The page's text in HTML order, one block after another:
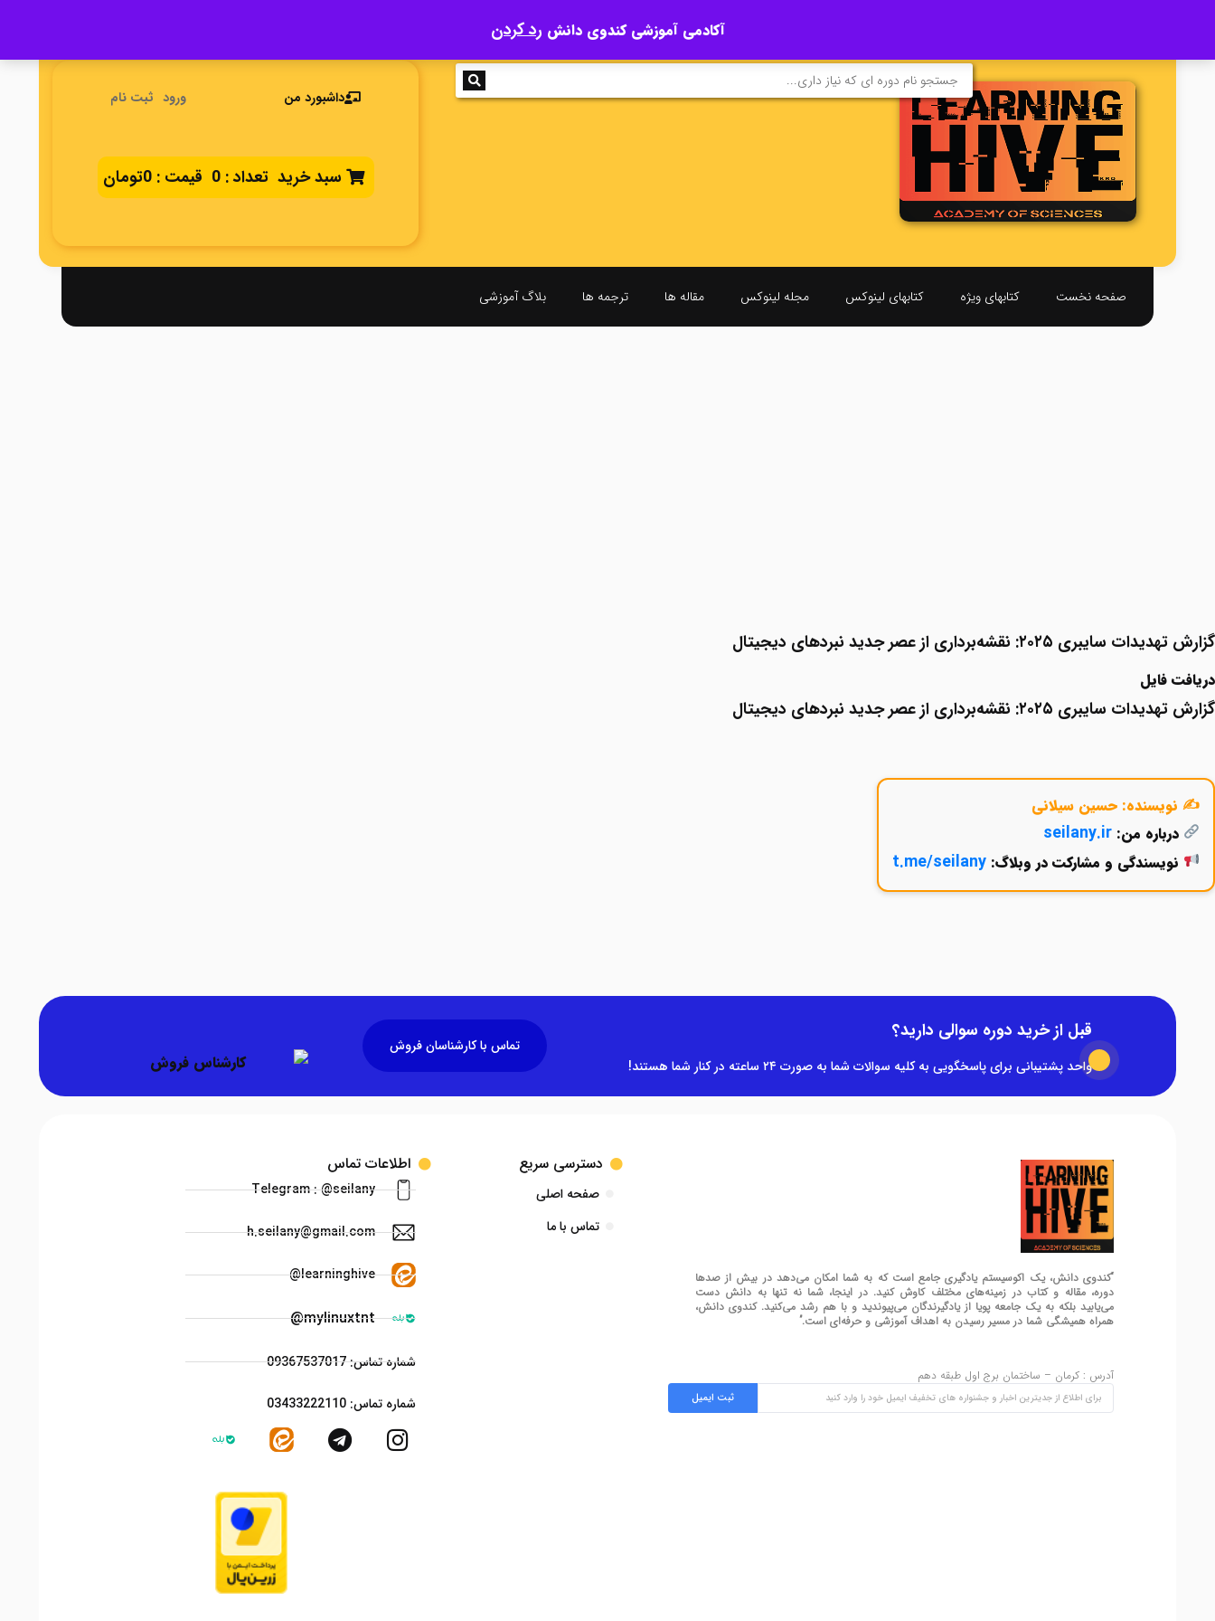
آکادمی آموزشی کندوی دانش رد کردن
داشبورد من ورود ثبت نام
سبد خریدتعداد :0 قیمت :0تومان
صفحه نخست کتابهای ویژه کتابهای لینوکس مجله لینوکس مقاله ها ترجمه ها بلاگ آموزشی
گزارش تهدیدات سایبری ۲۰۲۵: نقشه‌برداری از عصر جدید نبردهای دیجیتال
دریافت فایل
گزارش تهدیدات سایبری ۲۰۲۵: نقشه‌برداری از عصر جدید نبردهای دیجیتال
✍️ نویسنده: حسین سیلانی
درباره من:seilany.ir
نویسندگی و مشارکت در وبلاگ:t.me/seilany
قبل از خرید دوره سوالی دارید؟
واحد پشتیبانی برای پاسخگویی به کلیه سوالات شما به صورت ۲۴ ساعته در کنار شما هستند!
تماس با کارشناسان فروش
“کندوی دانش، یک اکوسیستم یادگیری جامع است که به شما امکان می‌دهد در بیش از صدها
دوره، مقاله و کتاب در زمینه‌های مختلف کاوش کنید. در اینجا، شما نه تنها به دانش دست
می‌یابید بلکه به یک جامعه پویا از یادگیرندگان می‌پیوندید و با هم رشد می‌کنید. کندوی دانش،
همراه همیشگی شما در مسیر رسیدن به اهداف آموزشی و حرفه‌ای است.”
آدرس : کرمان – ساختمان برج اول طبقه دهم
ثبت ایمیل
دسترسی سریع
صفحه اصلی
تماس با ما
اطلاعات تماس
Telegram : @seilany
h.seilany@gmail.com
learninghive@
mylinuxtnt@
شماره تماس: 09367537017
شماره تماس: 03433222110